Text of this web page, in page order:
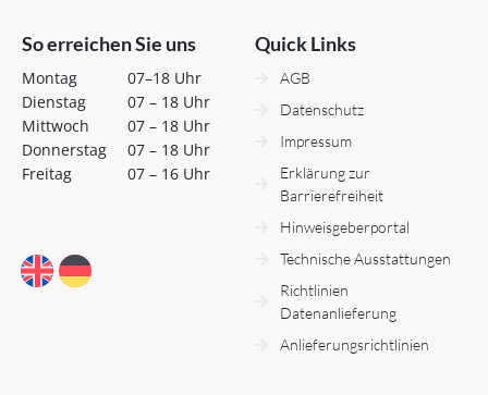
So erreichen Sie uns
Montag
Dienstag
Mittwoch
Donnerstag
Freitag
07–18 Uhr
07 – 18 Uhr
07 – 18 Uhr
07 – 18 Uhr
07 – 16 Uhr
Quick Links
AGB
Datenschutz
Impressum
Erklärung zur
Barrierefreiheit
Hinweisgeberportal
Technische Ausstattungen
Richtlinien
Datenanlieferung
Anlieferungsrichtlinien